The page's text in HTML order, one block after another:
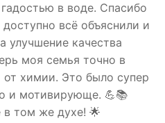
в воде. Спасибо
доступно всё объяснили и
улучшение качества
моя семья точно в
от химии. Это было супер
и мотивирующе. 💪📚
том же духе! 🌟